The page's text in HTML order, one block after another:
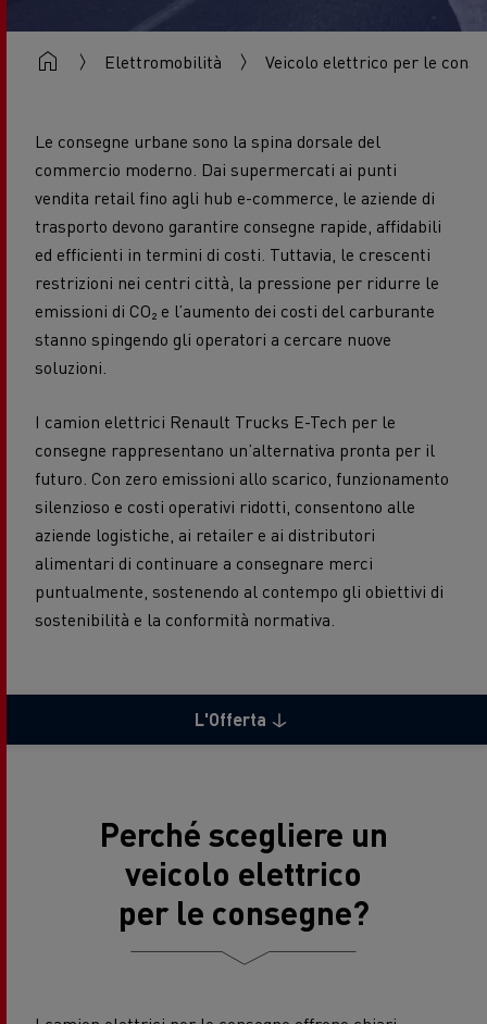
Elettromobilità Veicolo elettrico per le
Le consegne urbane sono la spina dorsale del
commercio moderno. Dai supermercati ai punti
vendita retail fino agli hub e-commerce, le aziende di
trasporto devono garantire consegne rapide, affidabili
ed efficienti in termini di costi. Tuttavia, le crescenti
restrizioni nei centri città, la pressione per ridurre le
emissioni di CO₂ e l’aumento dei costi del carburante
stanno spingendo gli operatori a cercare nuove
soluzioni.
I camion elettrici Renault Trucks E-Tech per le
consegne rappresentano un’alternativa pronta per il
futuro. Con zero emissioni allo scarico, funzionamento
silenzioso e costi operativi ridotti, consentono alle
aziende logistiche, ai retailer e ai distributori
alimentari di continuare a consegnare merci
puntualmente, sostenendo al contempo gli obiettivi di
sostenibilità e la conformità normativa.
L'Offerta
Perché scegliere un
veicolo elettrico
per le consegne?